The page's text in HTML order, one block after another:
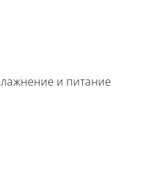
и питание